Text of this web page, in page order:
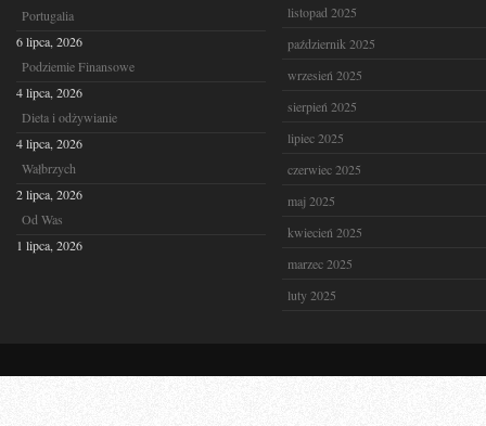
Portugalia
6 lipca, 2026
Podziemie Finansowe
4 lipca, 2026
Dieta i odżywianie
4 lipca, 2026
Wałbrzych
2 lipca, 2026
Od Was
1 lipca, 2026
listopad 2025
październik 2025
wrzesień 2025
sierpień 2025
lipiec 2025
czerwiec 2025
maj 2025
kwiecień 2025
marzec 2025
luty 2025